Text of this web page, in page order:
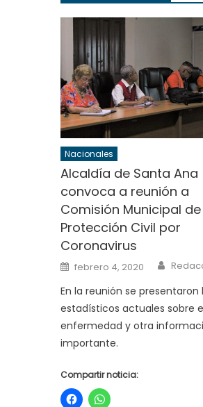
Nacionales
Alcaldía de Santa Ana
convoca a reunión a
Comisión Municipal de
Protección Civil por
Coronavirus
Posted
on
febrero 4, 2020 Author
En la reunión se presentaron
estadísticos actuales sobre
enfermedad y otra
importante.
Compartir noticia: